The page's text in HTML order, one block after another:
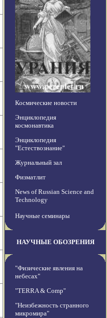
Космические новости
Энциклопедия
космонавтика
Энциклопедия
"Естествознание"
Журнальный зал
Физматлит
News of Russian Science and
Technology
Научные семинары
НАУЧНЫЕ ОБОЗРЕНИЯ
"Физические явления на
небесах"
"TERRA & Comp"
"Неизбежность странного
микромира"